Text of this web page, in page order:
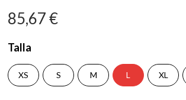
85,67€
Talla
XS S M L XL